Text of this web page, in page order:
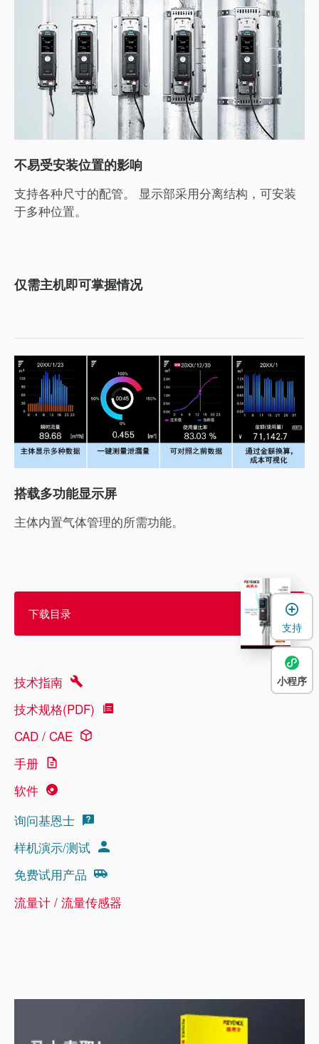
不易受安装位置的影响
支持各种尺寸的配管。 显示部采用分离结构，可安装
于多种位置。
仅需主机即可掌握情况
搭载多功能显示屏
主体内置气体管理的所需功能。
下载目录
技术指南
技术规格(PDF)
CAD / CAE
手册
软件
询问基恩士
样机演示/测试
免费试用产品
流量计 / 流量传感器
支持
小程序